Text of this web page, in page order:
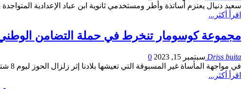
سعيد دنيال يعتزم أساتذة وأطر ومستخدمي ثانوية ابن عباد الإعدادية
اقرأ أكثر...
مجموعة كوسومار تنخرط في حملة التضامن الوطني لتقدم
Driss buita سبتمبر 15, 2023
0
في مواجهة المأساة غير المسبوقة التي تعيشها بلادنا إثر زلزال الحوز ليوم 8 شتنبر، تنخرط مجموعة كوسومار في حملة التضامن الوطني لتقدم مساهمة مالية قدرها 25 مليون درهم لفائدة صندوق تدبير…
اقرأ أكثر...